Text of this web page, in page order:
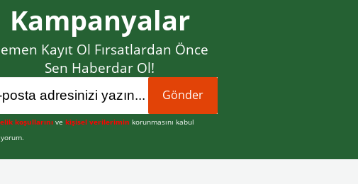
Kampanyalar
Kayıt Ol Fırsatlardan Önce
Sen Haberdar Ol!
Gönder
koşullarını vekişisel verilerimin korunmasını kabul